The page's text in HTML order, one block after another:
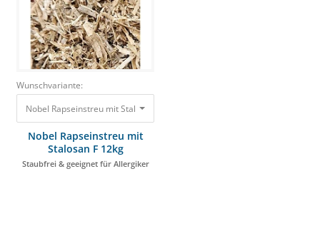
Wunschvariante:
Nobel Rapseinstreu mit Stalosan F 12kg Staubfrei & geeignet für
Nobel Rapseinstreu mit
Stalosan F 12kg
Staubfrei & geeignet für Allergiker